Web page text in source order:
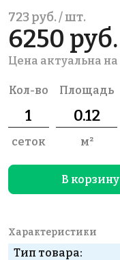
723 руб. / шт.
6250
Цена актуальна на
Кол-во
сеток
Площадь
м²
В корзину
Характеристики
Тип товара: